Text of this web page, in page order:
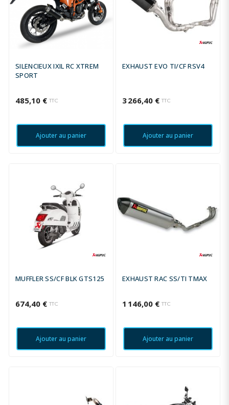
SILENCIEUX IXIL RC XTREM
SPORT
485,10 € TTC
Ajouter au panier
EXHAUST EVO TI/CF RSV4
3 266,40 € TTC
Ajouter au panier
MUFFLER SS/CF BLK GTS125
674,40 € TTC
Ajouter au panier
EXHAUST RAC SS/TI TMAX
1 146,00 € TTC
Ajouter au panier